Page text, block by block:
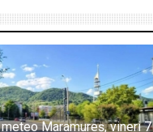
Maramureș, vineri 7